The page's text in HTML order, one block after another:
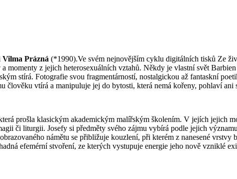
Vilma Prázná (*1990).Ve svém nejnovějším cyklu digitálních tisků Ze
z jejich heterosexuálních vztahů. Někdy je vlastní svět
stírá. Fotografie svou fragmentárností, nostalgickou až fantaskní
člověku vtírá a manipuluje jej do bytosti, která nemá kořeny, pohlaví ani
prošla klasickým akademickým malířským školením. V jejích jejich
či liturgii. Josefy si předměty svého zájmu vybírá podle jejich
námětu se přibližuje kouzlení, při kterém z nanesené
efemérní stvoření, ze kterých vystupuje energie jeho nově vzniklé